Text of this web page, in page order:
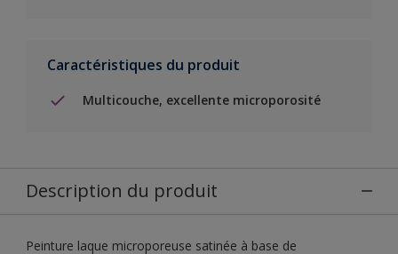
Caractéristiques du produit
Multicouche, excellente microporosité
Description du produit
Peinture laque microporeuse satinée à base de